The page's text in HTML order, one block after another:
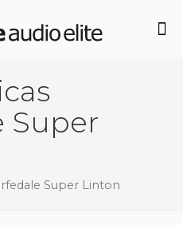
Super
Super Linton